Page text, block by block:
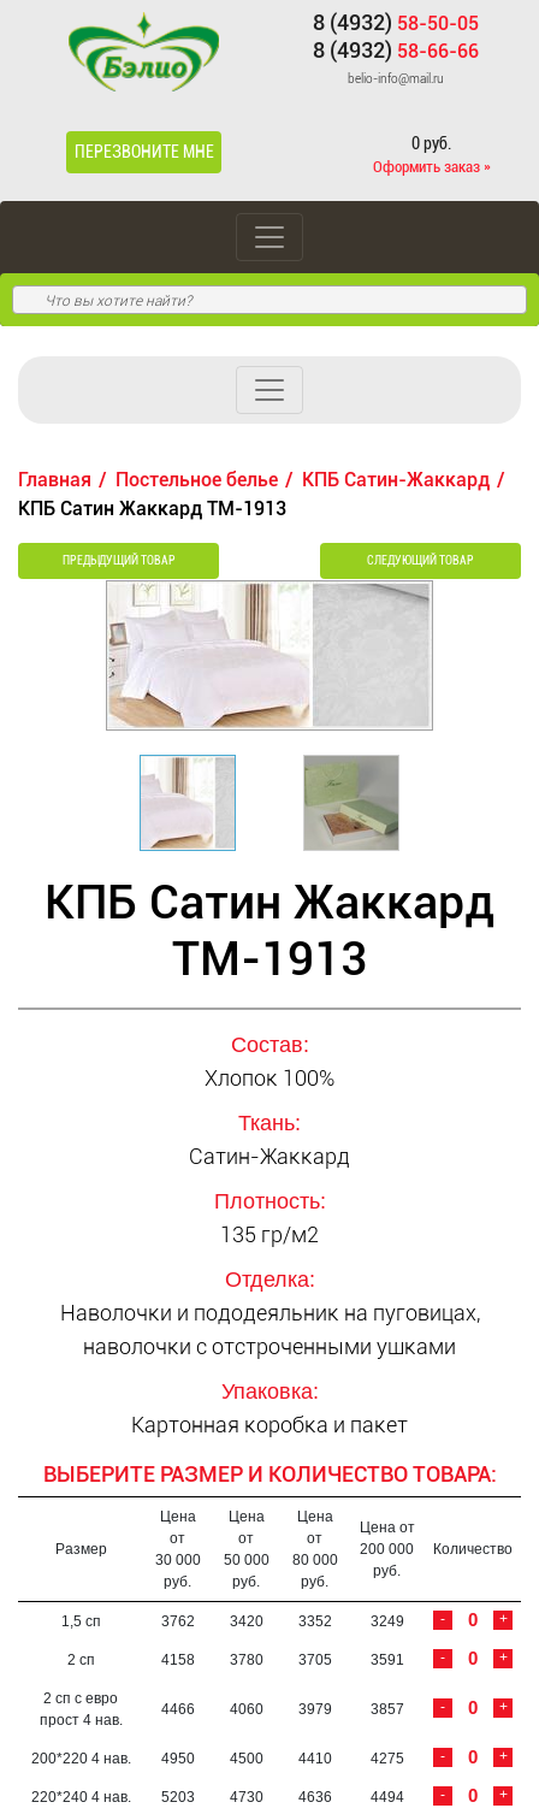
8 (4932) 58-50-05
8 (4932) 58-66-66
belio-info@mail.ru
ПЕРЕЗВОНИТЕ МНЕ 0 руб.
Оформить заказ »
Главная Постельное белье
КПБ Сатин-Жаккард
КПБ Сатин Жаккард ТМ-1913
ПРЕДЫДУЩИЙ ТОВАР СЛЕДУЮЩИЙ ТОВАР
КПБ Сатин Жаккард
ТМ-1913
Состав:
Хлопок 100%
Ткань:
Сатин-Жаккард
Плотность:
135 гр/м2
Отделка:
Наволочки и пододеяльник на пуговицах,
наволочки с отстроченными ушками
Упаковка:
Картонная коробка и пакет
ВЫБЕРИТЕ РАЗМЕР И КОЛИЧЕСТВО ТОВАРА:
Размер
Цена
от
30 000
руб.
Цена
от
50 000
руб.
Цена
от
80 000
руб.
Цена от
200 000
руб.
Количество
1,5 сп 3762 3420 3352 3249 +
-
2 сп 4158 3780 3705 3591 +
-
2 сп с евро
прост 4 нав.
4466 4060 3979 3857 +
-
200*220 4 нав. 4950 4500 4410 4275 +
-
220*240 4 нав. 5203 4730 4636 4494 +
-